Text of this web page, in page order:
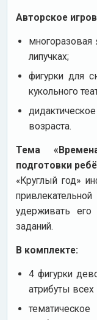
Авторское
многоразовая
липучках;
фигурки для
кукольного
возраста.
Тема
подготовки
«Круглый год»
удерживать
заданий.
В комплекте:
4 фигурки
атрибуты